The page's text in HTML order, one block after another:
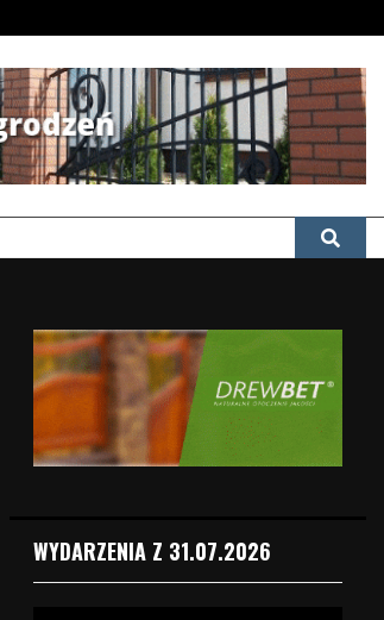
WYDARZENIA Z 31.07.2026